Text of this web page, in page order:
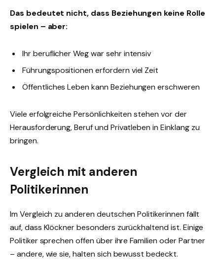
Das bedeutet nicht, dass Beziehungen keine Rolle
spielen – aber:
Ihr beruflicher Weg war sehr intensiv
Führungspositionen erfordern viel Zeit
Öffentliches Leben kann Beziehungen erschweren
Viele erfolgreiche Persönlichkeiten stehen vor der
Herausforderung, Beruf und Privatleben in Einklang zu
bringen.
Vergleich mit anderen
Politikerinnen
Im Vergleich zu anderen deutschen Politikerinnen fällt
auf, dass Klöckner besonders zurückhaltend ist. Einige
Politiker sprechen offen über ihre Familien oder Partner
– andere, wie sie, halten sich bewusst bedeckt.